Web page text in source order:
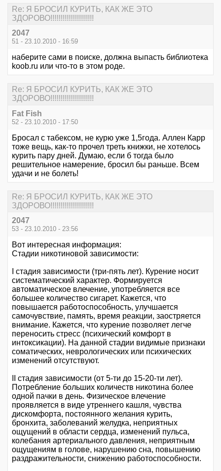
Re: Я БРОСИЛ КУРИТЬ, КАК ЖЕ ЭТО
ЗДОРОВО!!!!!!!!!!!!!!!!!!!!!!
2047
51 - 23.10.2010 - 16:59
наберите сами в поиске, должна выпасть библиотека
koob.ru или что-то в этом роде.
Re: Я БРОСИЛ КУРИТЬ, КАК ЖЕ ЭТО
ЗДОРОВО!!!!!!!!!!!!!!!!!!!!!!
Fat Fish
52 - 23.10.2010 - 17:50
Бросал с табексом, не курю уже 1,5года. Аллен Карр
тоже вещь, как-то прочел треть книжки, не хотелось
курить пару дней. Думаю, если б тогда было
решительное намерение, бросил бы раньше. Всем
удачи и не болеть!
Re: Я БРОСИЛ КУРИТЬ, КАК ЖЕ ЭТО
ЗДОРОВО!!!!!!!!!!!!!!!!!!!!!!
2047
53 - 23.10.2010 - 23:56
Вот интересная информация:
Стадии никотиновой зависимости:
I стадия зависимости (три-пять лет). Курение носит
систематический характер. Формируется
автоматическое влечение, употребляется все
большее количество сигарет. Кажется, что
повышается работоспособность, улучшается
самочувствие, память, время реакции, заостряется
внимание. Кажется, что курение позволяет легче
переносить стресс (психический комфорт в
интоксикации). На данной стадии видимые признаки
соматических, неврологических или психических
изменений отсутствуют.
II стадия зависимости (от 5-ти до 15-20-ти лет).
Потребление больших количеств никотина более
одной пачки в день. Физическое влечение
проявляется в виде утреннего кашля, чувства
дискомфорта, постоянного желания курить,
бронхита, заболеваний желудка, неприятных
ощущений в области сердца, изменений пульса,
колебания артериального давления, неприятным
ощущениям в голове, нарушению сна, повышению
раздражительности, снижению работоспособности.